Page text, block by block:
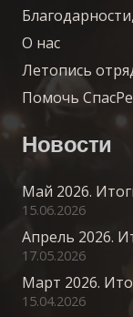
О нас
Летопись
Помочь
Новости
Май 2026.
15.06.2026
Апрель 2026.
17.05.2026
Март 2026.
15.04.2026